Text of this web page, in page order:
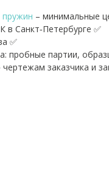
пружин – минимальные
в Санкт‑Петербурге ✅
✅
пробные партии,
чертежам заказчика и